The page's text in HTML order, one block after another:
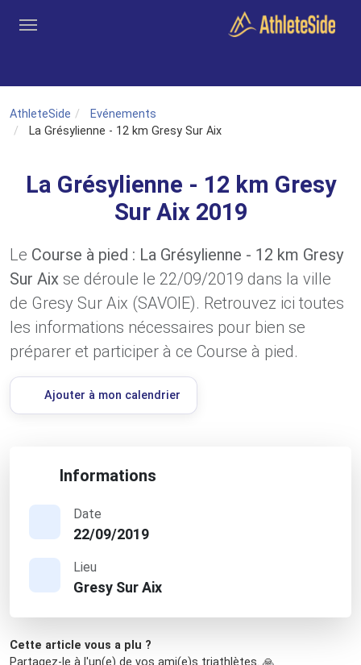
AthleteSide
Evénements
La Grésylienne - 12 km Gresy Sur Aix
La Grésylienne - 12 km Gresy
Sur Aix 2019
Le Course à pied : La Grésylienne - 12 km Gresy
Sur Aix se déroule le 22/09/2019 dans la ville
de Gresy Sur Aix (SAVOIE). Retrouvez ici toutes
les informations nécessaires pour bien se
préparer et participer à ce Course à pied.
Ajouter à mon calendrier
Informations
Date
22/09/2019
Lieu
Gresy Sur Aix
Cette article vous a plu ?
Partagez-le à l'un(e) de vos ami(e)s triathlètes. 🙏